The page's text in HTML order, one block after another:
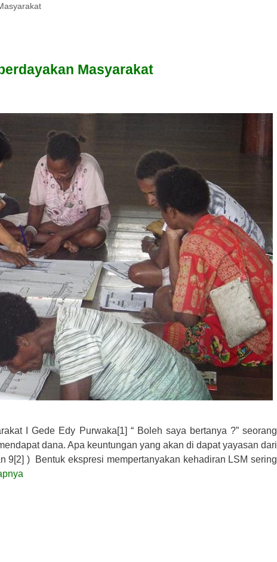
Masyarakat
I Gede Edy Purwaka[1] “ Boleh saya bertanya ?” seorang
dana. Apa keuntungan yang akan di dapat yayasan dari
9[2] ) Bentuk ekspresi mempertanyakan kehadiran LSM sering